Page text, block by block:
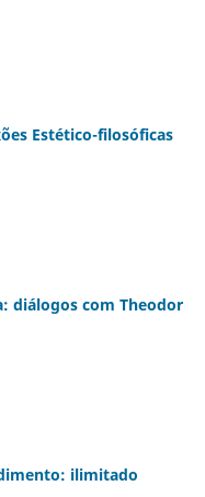
Estético-filosóficas
diálogos com Theodor
ilimitado